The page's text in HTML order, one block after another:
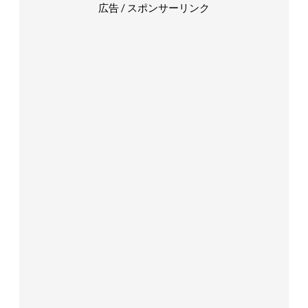
広告 / スポンサーリンク